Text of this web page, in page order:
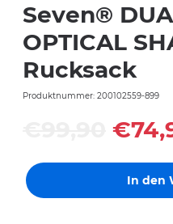
Seven®
OPTICAL
Rucksack
Produktnummer: 200102559-899
In den